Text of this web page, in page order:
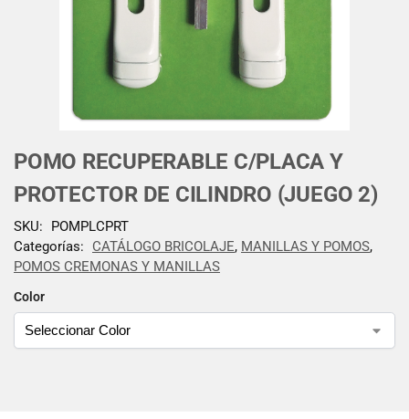
POMO RECUPERABLE C/PLACA Y
PROTECTOR DE CILINDRO (JUEGO 2)
Color
SKU:
POMPLCPRT
Categorías:
CATÁLOGO BRICOLAJE, MANILLAS Y POMOS,
POMOS CREMONAS Y MANILLAS